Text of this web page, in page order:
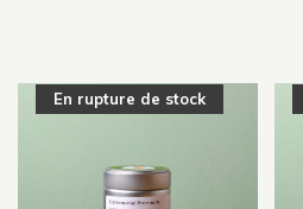
En rupture de stock